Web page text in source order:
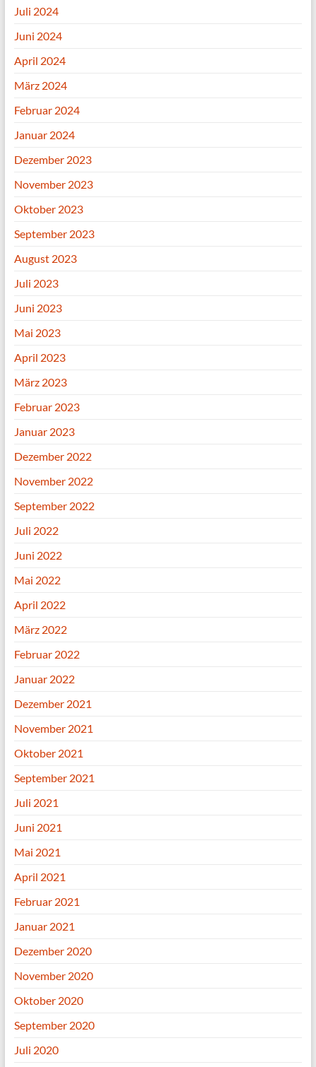
Juli 2024
Juni 2024
April 2024
März 2024
Februar 2024
Januar 2024
Dezember 2023
November 2023
Oktober 2023
September 2023
August 2023
Juli 2023
Juni 2023
Mai 2023
April 2023
März 2023
Februar 2023
Januar 2023
Dezember 2022
November 2022
September 2022
Juli 2022
Juni 2022
Mai 2022
April 2022
März 2022
Februar 2022
Januar 2022
Dezember 2021
November 2021
Oktober 2021
September 2021
Juli 2021
Juni 2021
Mai 2021
April 2021
Februar 2021
Januar 2021
Dezember 2020
November 2020
Oktober 2020
September 2020
Juli 2020